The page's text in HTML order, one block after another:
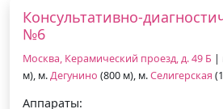
Консультативно-
№6
Москва, Керамический проезд, д. 49 Б |
м), м.Дегунино (800 м), м.Селигерская
Аппараты: